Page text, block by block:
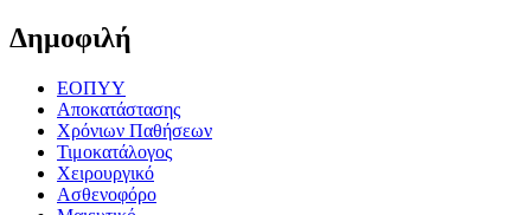
Δημοφιλή
ΕΟΠΥΥ
Αποκατάστασης
Χρόνιων Παθήσεων
Τιμοκατάλογος
Χειρουργικό
Ασθενοφόρο